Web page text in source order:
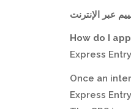
How do I
Express
Once an
Express